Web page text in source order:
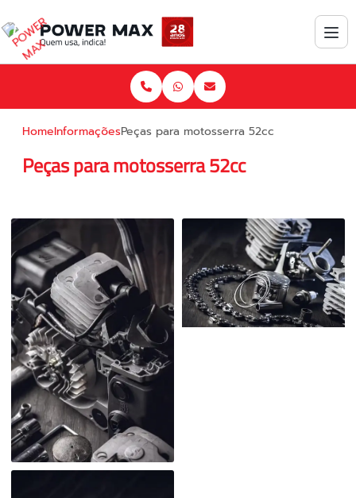
HomeInformaçõesPeças para motosserra 52cc
Peças para motosserra 52cc